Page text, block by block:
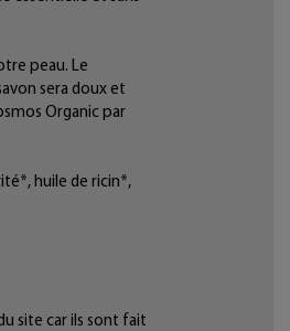
peau. Le
sera doux et
Organic par
huile de ricin*,
site car ils sont fait